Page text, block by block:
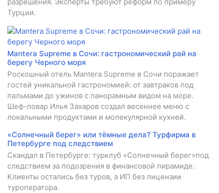
Турции.
Mantera Supreme в Сочи: гастрономический рай на
берегу Черного моря
Роскошный отель Mantera Supreme в Сочи поражает
гостей уникальной гастрономией: от завтраков под
пальмами до ужинов с панорамным видом на море.
Шеф-повар Илья Захаров создал весеннее меню с
локальными продуктами и молекулярной кухней.
«Солнечный берег» или тёмные дела? Турфирма в
Петербурге под следствием
Скандал в Петербурге: турклуб «Солнечный берег»под
следствием за подозрения в финансовой пирамиде.
Клиенты остались без туров, а ИП без лицензии
туроператора.